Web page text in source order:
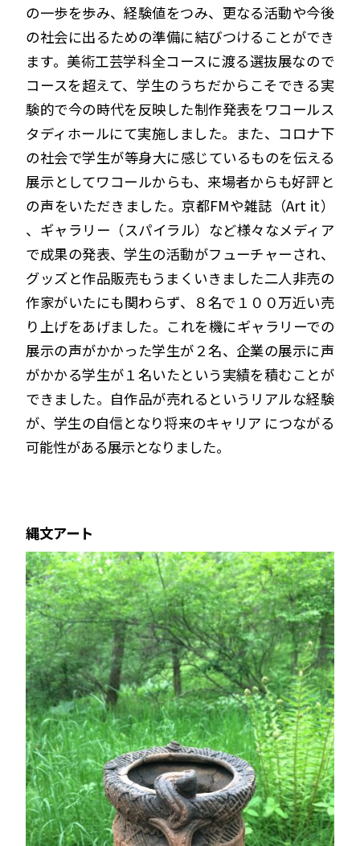
の一歩を歩み、経験値をつみ、更なる活動や今後
の社会に出るための準備に結びつけることができ
ます。美術工芸学科全コースに渡る選抜展なので
コースを超えて、学生のうちだからこそできる実
験的で今の時代を反映した制作発表をワコールス
タディホールにて実施しました。また、コロナ下
の社会で学生が等身大に感じているものを伝える
展示としてワコールからも、来場者からも好評と
の声をいただきました。京都FMや雑誌（Art it）
、ギャラリー（スパイラル）など様々なメディア
で成果の発表、学生の活動がフューチャーされ、
グッズと作品販売もうまくいきました二人非売の
作家がいたにも関わらず、８名で１００万近い売
り上げをあげました。これを機にギャラリーでの
展示の声がかかった学生が２名、企業の展示に声
がかかる学生が１名いたという実績を積むことが
できました。自作品が売れるというリアルな経験
が、学生の自信となり将来のキャリア につながる
可能性がある展示となりました。
縄文アート